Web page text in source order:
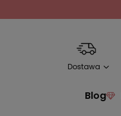
Dostawa
Blog